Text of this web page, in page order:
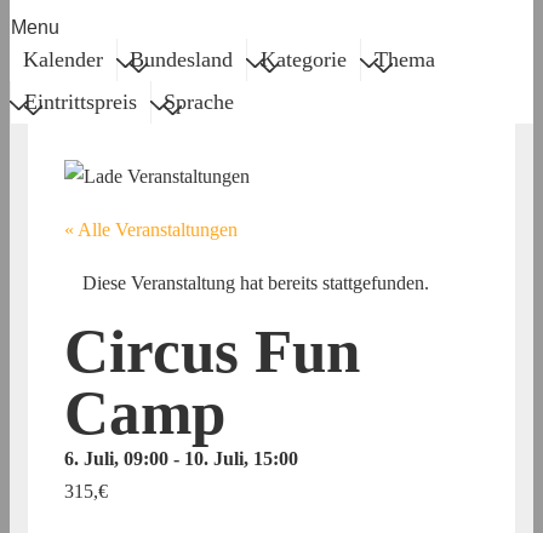
Menu
Kalender Bundesland Kategorie
Thema
Eintrittspreis
Sprache
« Alle Veranstaltungen
Diese Veranstaltung hat bereits stattgefunden.
Circus Fun
Camp
6. Juli, 09:00 - 10. Juli, 15:00
315,€